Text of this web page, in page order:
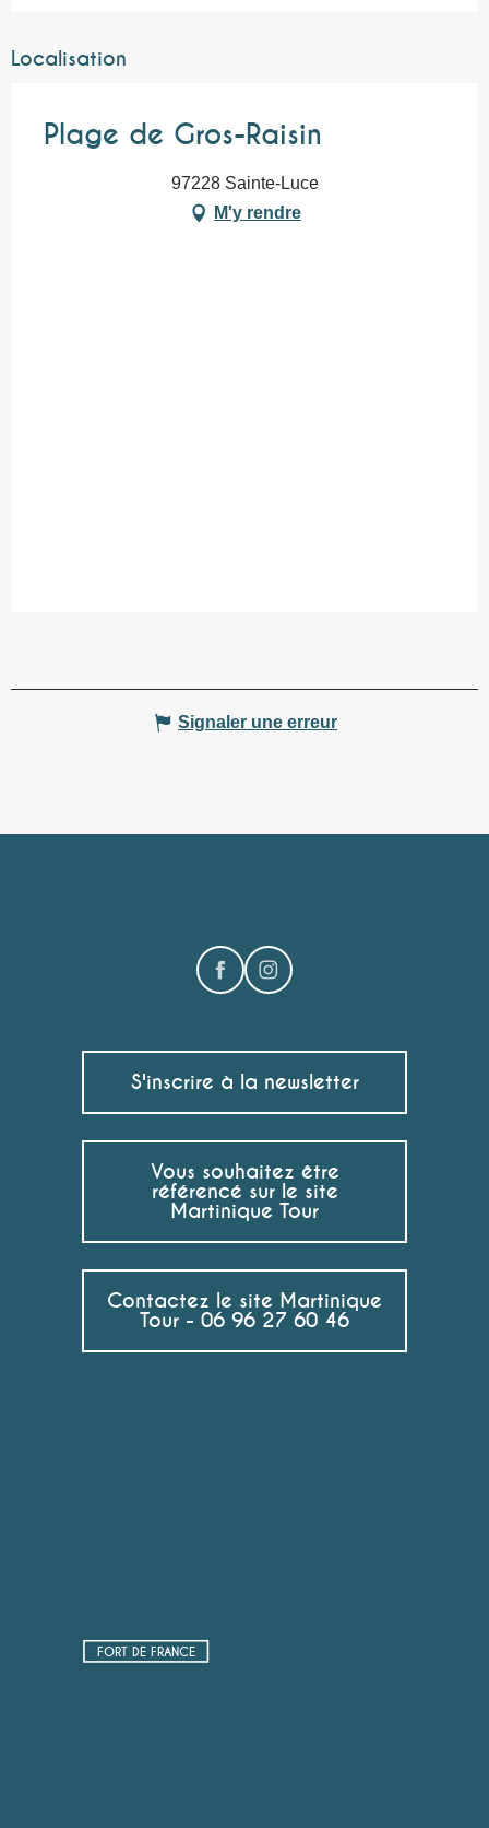
Localisation
Plage de Gros-Raisin
97228 Sainte-Luce
M'y rendre
Signaler une erreur
S'inscrire à la newsletter
Vous souhaitez être
référencé sur le site
Martinique Tour
Contactez le site Martinique
Tour - 06 96 27 60 46
FORT DE FRANCE